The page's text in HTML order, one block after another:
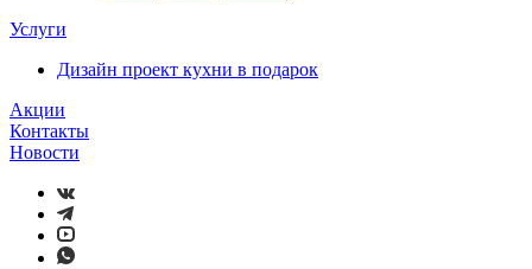
Услуги
Дизайн проект кухни в подарок
Акции
Контакты
Новости